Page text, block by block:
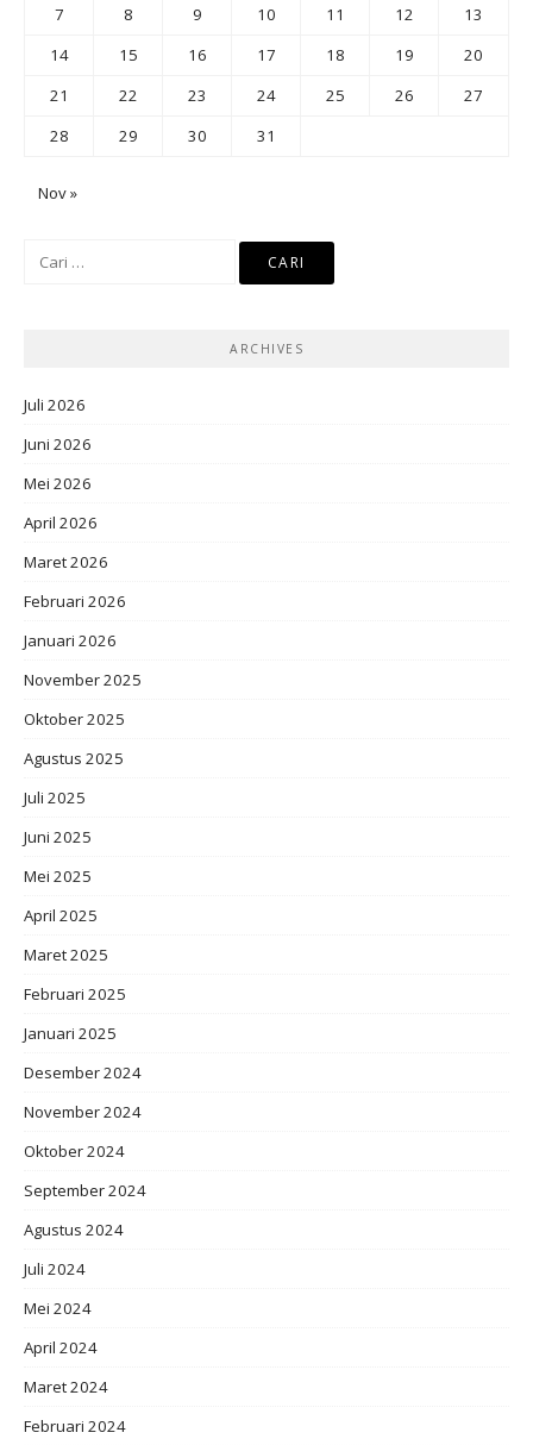
7
8 9 10 11 12
13
14
15 16 17 18 19
20
21
22 23 24 25 26
27
28
29 30 31
Nov »
ARCHIVES
Juli 2026
Juni 2026
Mei 2026
April 2026
Maret 2026
Februari 2026
Januari 2026
November 2025
Oktober 2025
Agustus 2025
Juli 2025
Juni 2025
Mei 2025
April 2025
Maret 2025
Februari 2025
Januari 2025
Desember 2024
November 2024
Oktober 2024
September 2024
Agustus 2024
Juli 2024
Mei 2024
April 2024
Maret 2024
Februari 2024